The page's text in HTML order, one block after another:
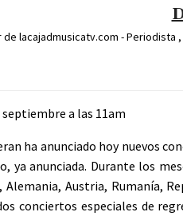
lacajadmusicatv.com -
septiembre a las 11am
ha anunciado hoy nuevos
ya anunciada. Durante los
Austria, Rumanía,
conciertos especiales de